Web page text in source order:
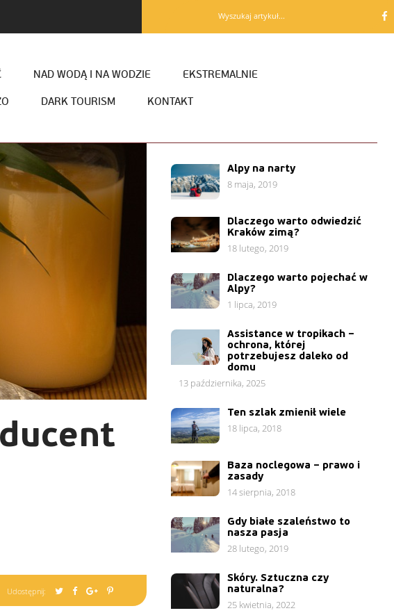
Wyszukaj artykuł...
NAD WODĄ I NA WODZIE EKSTREMALNIE
DARK TOURISM
KONTAKT
Udostępnij:
Alpy na narty
8 maja, 2019
Dlaczego warto odwiedzić
Kraków zimą?
18 lutego, 2019
Dlaczego warto pojechać w
Alpy?
1 lipca, 2019
Assistance w tropikach –
ochrona, której
potrzebujesz daleko od
domu
13 października, 2025
Ten szlak zmienił wiele
18 lipca, 2018
Baza noclegowa – prawo i
zasady
14 sierpnia, 2018
Gdy białe szaleństwo to
nasza pasja
28 lutego, 2019
Skóry. Sztuczna czy
naturalna?
25 kwietnia, 2022